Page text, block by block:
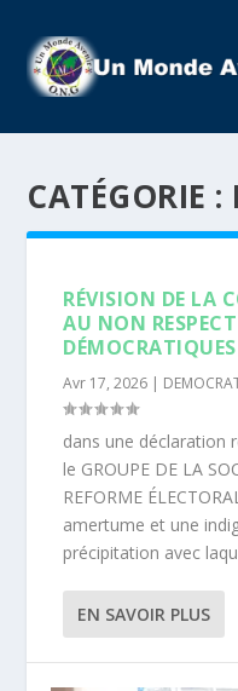
CATÉGORIE :
RÉVISION DE LA
AU NON
Avr 17, 2026 |
dans une déclaration
le GROUPE DE LA
REFORME
amertume et une
précipitation avec
EN SAVOIR PLUS